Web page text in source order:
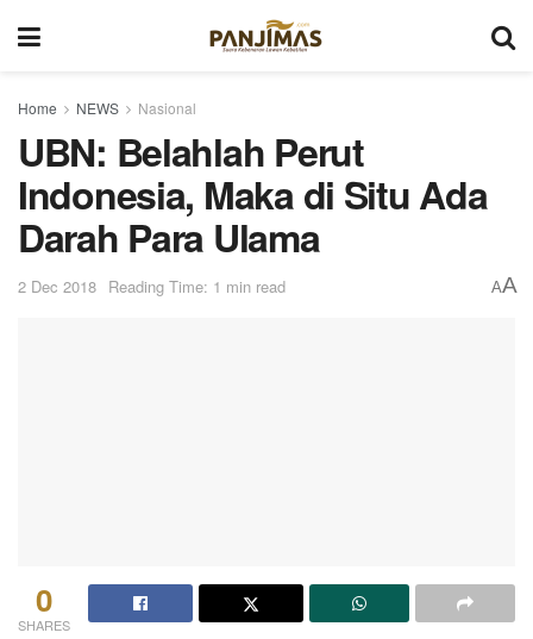
Home NEWS Nasional
UBN: Belahlah Perut
Indonesia, Maka di Situ Ada
Darah Para Ulama
2 Dec 2018 Reading Time: 1 min read AA
0
SHARES